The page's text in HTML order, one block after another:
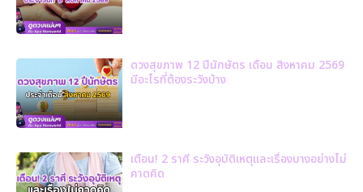
ดวงสุขภาพ 12 ปีนักษัตร เดือน สิงหาคม 2569
มีอะไรที่ต้องระวังบ้าง
เตือน! 2 ราศี ระวังอุบัติเหตุและเรื่องบางอย่างไม่
คาดคิด